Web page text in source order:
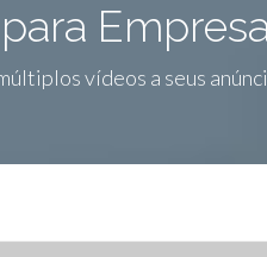
vídeos a seus